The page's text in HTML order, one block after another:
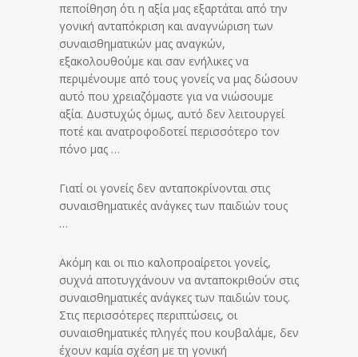
πεποίθηση ότι η αξία μας εξαρτάται από την
γονική ανταπόκριση και αναγνώριση των
συναισθηματικών μας αναγκών,
εξακολουθούμε και σαν ενήλικες να
περιμένουμε από τους γονείς να μας δώσουν
αυτό που χρειαζόμαστε για να νιώσουμε
αξία. Δυστυχώς όμως, αυτό δεν λειτουργεί
ποτέ και ανατροφοδοτεί περισσότερο τον
πόνο μας …
Γιατί οι γονείς δεν ανταποκρίνονται στις
συναισθηματικές ανάγκες των παιδιών τους
…
Ακόμη και οι πιο καλοπροαίρετοι γονείς,
συχνά αποτυγχάνουν να ανταποκριθούν στις
συναισθηματικές ανάγκες των παιδιών τους.
Στις περισσότερες περιπτώσεις, οι
συναισθηματικές πληγές που κουβαλάμε, δεν
έχουν καμία σχέση με τη γονική